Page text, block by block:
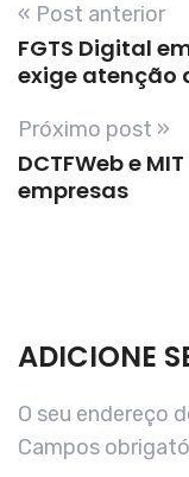
« Post anterior
FGTS Digital
exige atenção
Próximo post »
DCTFWeb e
empresas
ADICIONE
O seu endereço
Campos